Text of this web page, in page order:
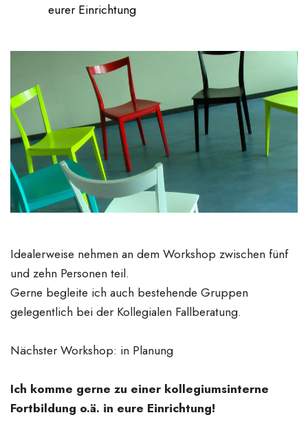
eurer Einrichtung
Idealerweise nehmen an dem Workshop zwischen fünf
und zehn Personen teil.
Gerne begleite ich auch bestehende Gruppen
gelegentlich bei der Kollegialen Fallberatung.
Nächster Workshop: in Planung
Ich komme gerne zu einer kollegiumsinterne
Fortbildung o.ä. in eure Einrichtung!